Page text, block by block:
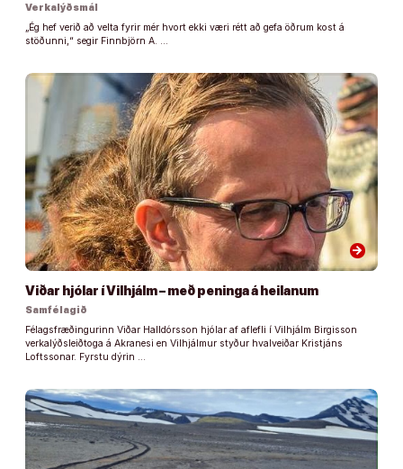
Verkalýðsmál
„Ég hef verið að velta fyrir mér hvort ekki væri rétt að gefa öðrum kost á
stöðunni,“ segir Finnbjörn A. …
arrow_forward
Viðar hjólar í Vilhjálm – með peninga á heilanum
Samfélagið
Félagsfræðingurinn Viðar Halldórsson hjólar af aflefli í Vilhjálm Birgisson
verkalýðsleiðtoga á Akranesi en Vilhjálmur styður hvalveiðar Kristjáns
Loftssonar. Fyrstu dýrin …